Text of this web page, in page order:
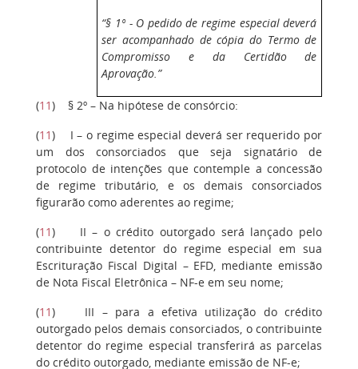
“§ 1º - O pedido de regime especial deverá
ser acompanhado de cópia do Termo de
Compromisso e da Certidão de
Aprovação.”
(11) § 2º – Na hipótese de consórcio:
(11) I – o regime especial deverá ser requerido por
um dos consorciados que seja signatário de
protocolo de intenções que contemple a concessão
de regime tributário, e os demais consorciados
figurarão como aderentes ao regime;
(11) II – o crédito outorgado será lançado pelo
contribuinte detentor do regime especial em sua
Escrituração Fiscal Digital – EFD, mediante emissão
de Nota Fiscal Eletrônica – NF-e em seu nome;
(11) III – para a efetiva utilização do crédito
outorgado pelos demais consorciados, o contribuinte
detentor do regime especial transferirá as parcelas
do crédito outorgado, mediante emissão de NF-e;